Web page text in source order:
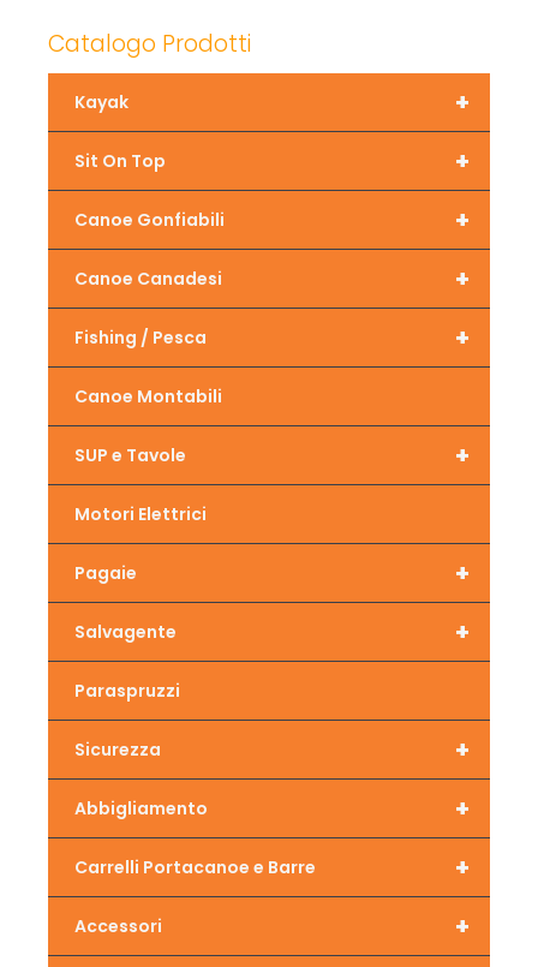
Catalogo Prodotti
+
Kayak
+
Sit On Top
+
Canoe Gonfiabili
+
Canoe Canadesi
+
Fishing / Pesca
Canoe Montabili
+
SUP e Tavole
Motori Elettrici
+
Pagaie
+
Salvagente
Paraspruzzi
+
Sicurezza
+
Abbigliamento
+
Carrelli Portacanoe e Barre
+
Accessori